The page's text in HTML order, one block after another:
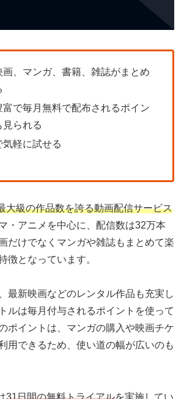
画、マンガ、書籍、雑誌がまとめ
富で毎月無料で配布されるポイン
見られる
軽に試せる
大級の作品数を誇る動画配信サービス
・アニメを中心に、配信数は32万本
だけでなくマンガや雑誌もまとめて楽
徴となっています。
最新映画などのレンタル作品も充実し
ルは毎月付与されるポイントを使って
ポイントは、マンガの購入や映画チケ
用できるため、使い道の幅が広いのも
31日間の無料トライアルを実施してい